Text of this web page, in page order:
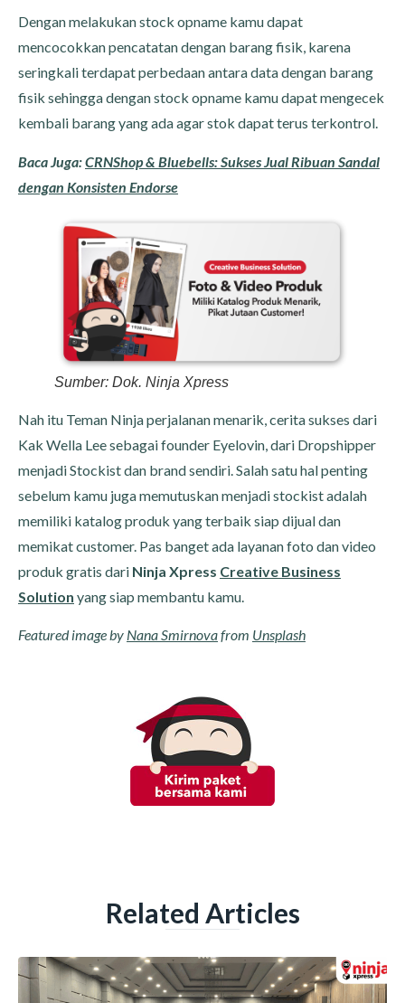
Dengan melakukan stock opname kamu dapat
mencocokkan pencatatan dengan barang fisik, karena
seringkali terdapat perbedaan antara data dengan barang
fisik sehingga dengan stock opname kamu dapat mengecek
kembali barang yang ada agar stok dapat terus terkontrol.
Baca Juga:CRNShop & Bluebells: Sukses Jual Ribuan Sandal
dengan Konsisten Endorse
Sumber: Dok. Ninja Xpress
Nah itu Teman Ninja perjalanan menarik, cerita sukses dari
Kak Wella Lee sebagai founder Eyelovin, dari Dropshipper
menjadi Stockist dan brand sendiri. Salah satu hal penting
sebelum kamu juga memutuskan menjadi stockist adalah
memiliki katalog produk yang terbaik siap dijual dan
memikat customer. Pas banget ada layanan foto dan video
produk gratis dari Ninja Xpress Creative Business
Solution yang siap membantu kamu.
Featured image by Nana Smirnovafrom Unsplash
Related Articles